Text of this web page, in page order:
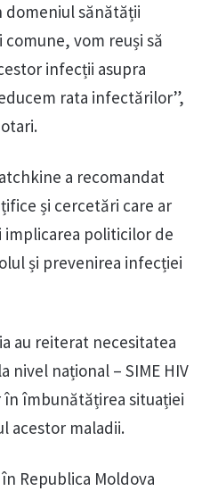
sănătății
vom reuși să
infecții asupra
rata infectărilor”,
a recomandat
și cercetări care ar
politicilor de
și prevenirea infecției
au reiterat necesitatea
nivel național – SIME HIV
îmbunătățirea situației
acestor maladii.
Republica Moldova